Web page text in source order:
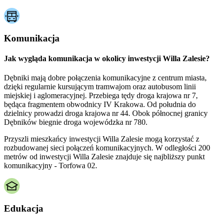
Komunikacja
Jak wygląda komunikacja w okolicy inwestycji Willa Zalesie?
Dębniki mają dobre połączenia komunikacyjne z centrum miasta,
dzięki regularnie kursującym tramwajom oraz autobusom linii
miejskiej i aglomeracyjnej. Przebiega tędy droga krajowa nr 7,
będąca fragmentem obwodnicy IV Krakowa. Od południa do
dzielnicy prowadzi droga krajowa nr 44. Obok północnej granicy
Dębników biegnie droga wojewódzka nr 780.
Przyszli mieszkańcy inwestycji Willa Zalesie mogą korzystać z
rozbudowanej sieci połączeń komunikacyjnych. W odległości 200
metrów od inwestycji Willa Zalesie znajduje się najbliższy punkt
komunikacyjny - Torfowa 02.
Edukacja